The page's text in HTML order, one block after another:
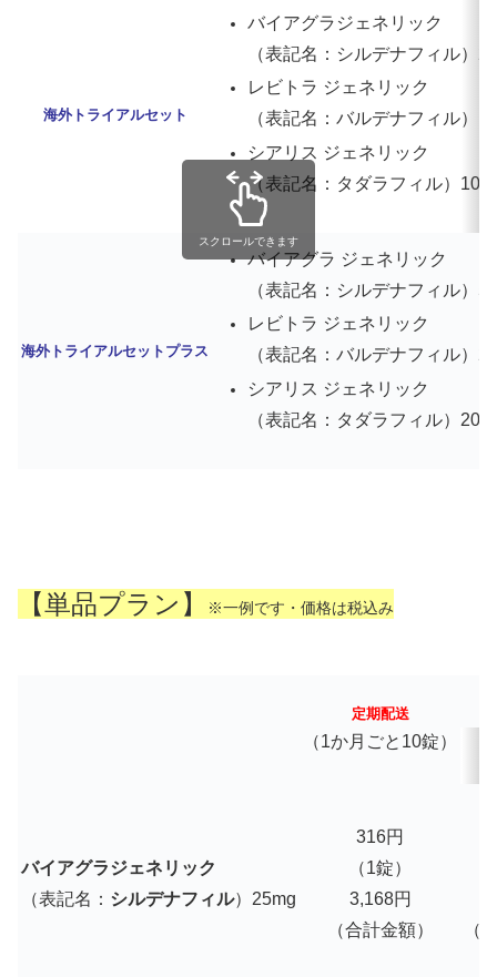
海外トライアルセット
バイアグラジェネリック
（表記名：シルデナフィル）
レビトラ ジェネリック
（表記名：バルデナフィル）
シアリス ジェネリック
（表記名：タダラフィル）
海外トライアルセットプラス
バイアグラ ジェネリック
（表記名：シルデナフィル）
レビトラ ジェネリック
（表記名：バルデナフィル）
シアリス ジェネリック
（表記名：タダラフィル）
スクロールできます
【単品プラン】 ※一例です・価格は税込み
定期配送
（1か月ごと10錠）
バイアグラジェネリック
（表記名： シルデナフィル）25mg
316円
（1錠）
3,168円
（合計金額）
（